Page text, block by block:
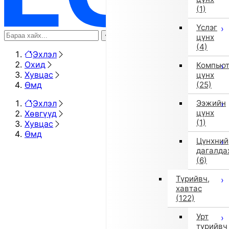
(1)
Үслэг
цүнх
(4)
цүнх
(25)
Ээжийн
цүнх
(1)
Цүнхний
(6)
Түрийвч,
хавтас
(122)
Урт
түрийвч
Эхлэл
Охид
Хувцас
Өмд
Эхлэл
Хөвгүүд
Хувцас
Өмд